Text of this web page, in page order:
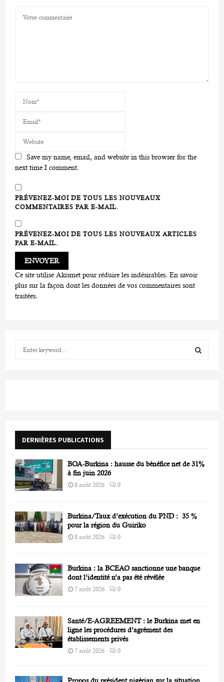
Save my name, email, and website in this browser for the
next time I comment.
PRÉVENEZ-MOI DE TOUS LES NOUVEAUX
COMMENTAIRES PAR E-MAIL.
PRÉVENEZ-MOI DE TOUS LES NOUVEAUX ARTICLES
PAR E-MAIL.
Ce site utilise Akismet pour réduire les indésirables. En savoir
plus sur la façon dont les données de vos commentaires sont
traitées.
r
DERNIÈRES PUBLICATIONS
BOA-Burkina : hausse du bénéfice net de 31%
à fin juin 2026
8 août 2026 0
Burkina/Taux d’exécution du PND : 35 %
pour la région du Guiriko
8 août 2026 0
Burkina : la BCEAO sanctionne une banque
dont l’identité n’a pas été révélée
7 août 2026 0
Santé/E-AGREEMENT : le Burkina met en
ligne les procédures d’agrément des
établissements privés
7 août 2026 0
Propos du président nigérian sur la situation